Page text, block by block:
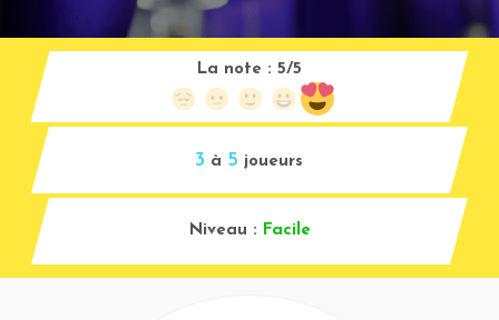
3 à 5 joueurs
La note : 5/5
Niveau : Facile